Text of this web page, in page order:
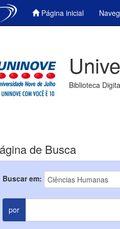
Página inicial
Biblioteca
de Busca
Buscar em:
por